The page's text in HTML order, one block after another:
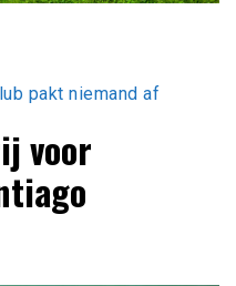
pakt niemand af
voor